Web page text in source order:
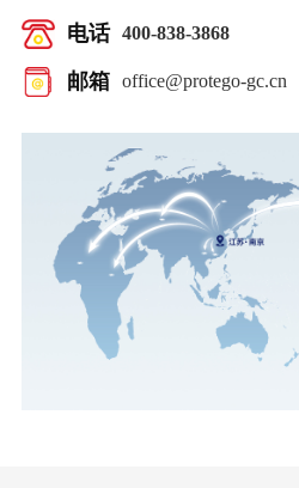
电话 400-838-3868
邮箱 office@protego-gc.cn